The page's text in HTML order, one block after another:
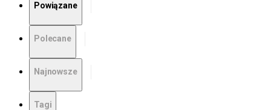
Powiązane
Polecane
Najnowsze
Tagi